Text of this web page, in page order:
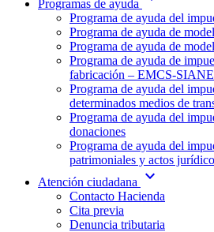
Programas de ayuda
Programa de ayuda del
Programa de ayuda de
Programa de ayuda de
Programa de ayuda de
fabricación – EMCS-SIANE
Programa de ayuda del
determinados medios de
Programa de ayuda del
donaciones
Programa de ayuda del
patrimoniales y actos
Atención ciudadana
expand_more
Contacto Hacienda
Cita previa
Denuncia tributaria